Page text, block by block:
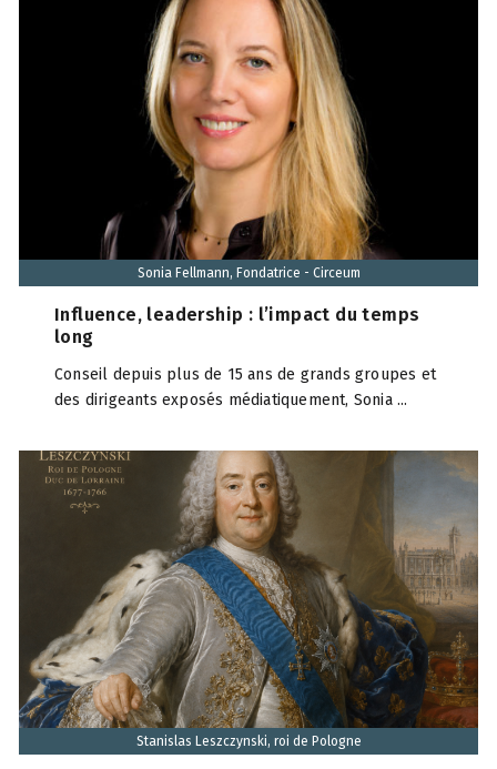
Sonia Fellmann, Fondatrice - Circeum
Influence, leadership : l’impact du temps
long
Conseil depuis plus de 15 ans de grands groupes et
des dirigeants exposés médiatiquement, Sonia ...
Stanislas Leszczynski, roi de Pologne